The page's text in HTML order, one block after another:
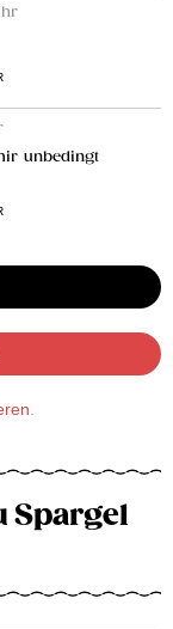
unbedingt
Spargel